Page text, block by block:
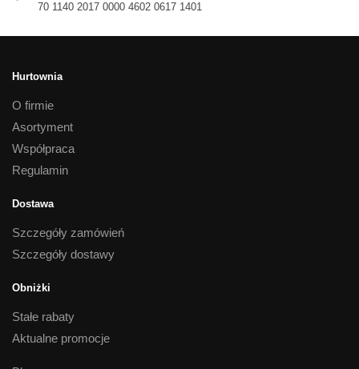
70 1140 2017 0000 4602 0617 1401
Hurtownia
O firmie
Asortyment
Współpraca
Regulamin
Dostawa
Szczegóły zamówień
Szczegóły dostawy
Obniżki
Stałe rabaty
Aktualne promocje